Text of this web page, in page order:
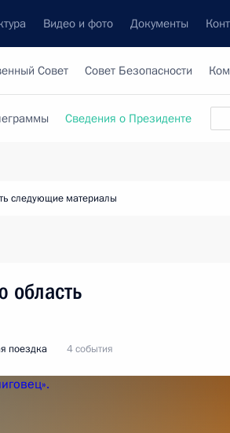
Видео и фото Документы
Совет Совет Безопасности
Сведения о Президенте
следующие материалы
область
поездка 4 события